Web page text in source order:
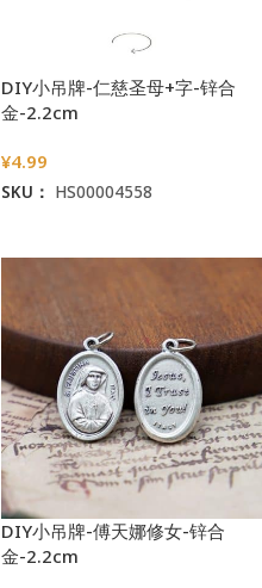
DIY小吊牌-仁慈圣母+字-锌合
金-2.2cm
¥4.99
SKU： HS00004558
DIY小吊牌-傅天娜修女-锌合
金-2.2cm